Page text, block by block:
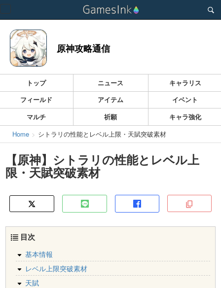
Toggle
原神攻略通信
トップ ニュース
キャラリス
フィールド
アイテム
イベント
マルチ
祈願
キャラ強化
Home
シトラリの性能とレベル上限・天賦突破素材
【原神】シトラリの性能とレベル上
限・天賦突破素材
目次
基本情報
レベル上限突破素材
天賦